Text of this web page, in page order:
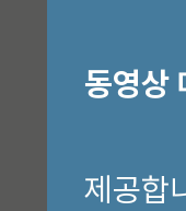
동영상
제공합